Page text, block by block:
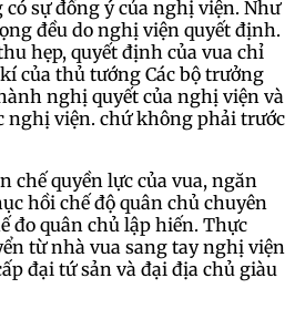
sự đồng ý của nghị viện. Như
đều do nghị viện quyết định.
hẹp, quyết định của vua chỉ
của thủ tướng Các bộ trưởng
nghị quyết của nghị viện và
nghị viện. chứ không phải trước
chế quyền lực của vua, ngăn
hồi chế độ quân chủ chuyên
đo quân chủ lập hiến. Thực
từ nhà vua sang tay nghị viện
đại tứ sản và đại địa chủ giàu